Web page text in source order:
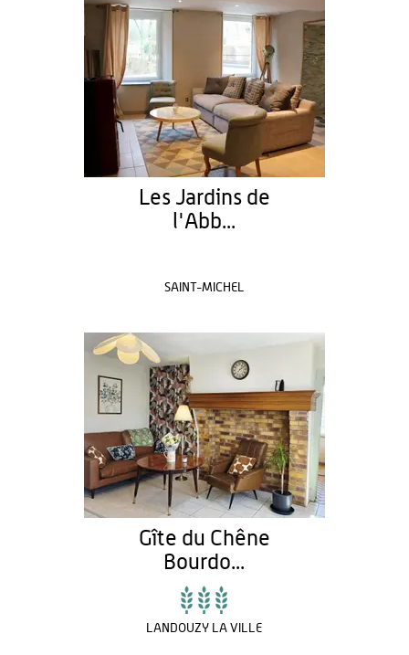
Les Jardins de
l'Abb...
SAINT-MICHEL
Gîte du Chêne
Bourdo...
LANDOUZY LA VILLE